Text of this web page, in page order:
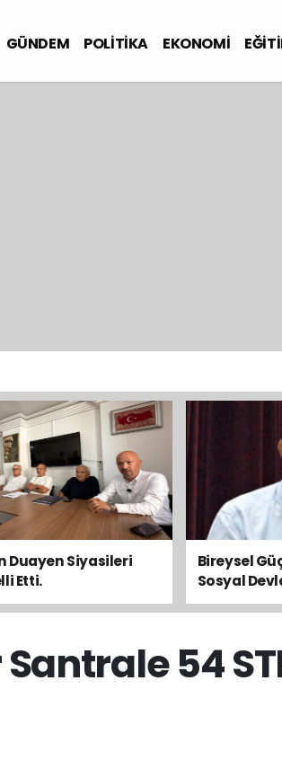
GÜNDEM POLİTİKA EKONOMİ
Duayen Siyasileri
Etti.
Bireysel
Sosyal
Toplumsal
54